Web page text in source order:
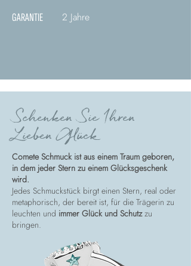
GARANTIE 2 Jahre
Schenken Sie Ihren
Lieben Glück
Comete Schmuck ist aus einem Traum geboren,
in dem jeder Stern zu einem Glücksgeschenk
wird.
Jedes Schmuckstück birgt einen Stern, real oder
metaphorisch, der bereit ist, für die Trägerin zu
leuchten und immer Glück und Schutzzu
bringen.